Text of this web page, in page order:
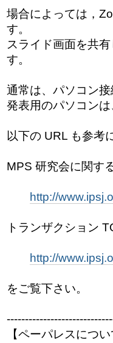
場合によっては，
す。
スライド画面を共
す。
通常は、パソコン
発表用のパソコン
以下の URL も参考
MPS 研究会に関す
http://
トランザクション
http://
をご覧下さい。
【ペーパレスについ